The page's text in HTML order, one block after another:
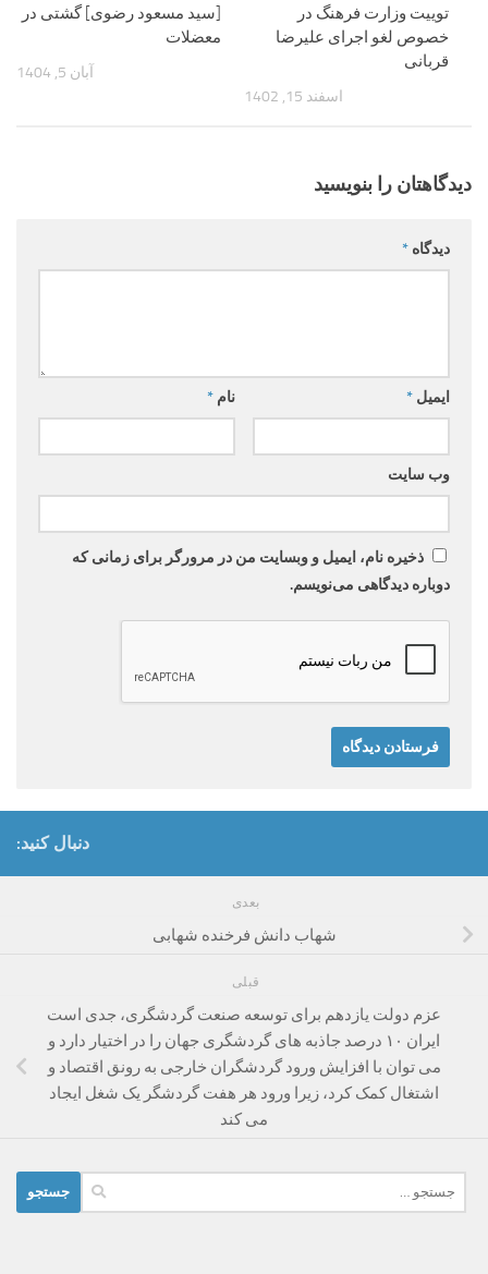
[سید مسعود رضوی] گشتی در
معضلات
آبان 5, 1404
توییت وزارت فرهنگ در
خصوص لغو اجرای علیرضا
قربانی
اسفند 15, 1402
دیدگاهتان را بنویسید
دیدگاه *
نام * ایمیل *
وب‌ سایت
ذخیره نام، ایمیل و وبسایت من در مرورگر برای زمانی که
دوباره دیدگاهی می‌نویسم.
دنبال کنید:
بعدی
شهاب دانش فرخنده شهابی
قبلی
عزم دولت یازدهم برای توسعه صنعت گردشگری، جدی است
ایران ۱۰ درصد جاذبه های گردشگری جهان را در اختیار دارد و
می توان با افزایش ورود گردشگران خارجی به رونق اقتصاد و
اشتغال کمک کرد، زیرا ورود هر هفت گردشگر یک شغل ایجاد
می کند
برای: